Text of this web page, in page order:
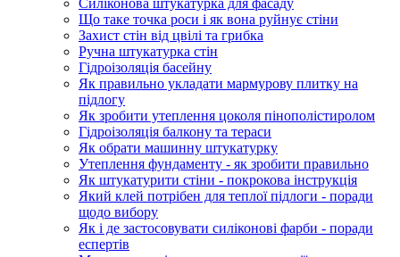
Що таке точка роси і як вона руйнує стіни
Захист стін від цвілі та грибка
Ручна штукатурка стін
Гідроізоляція басейну
Як правильно укладати мармурову плитку на
підлогу
Як зробити утеплення цоколя пінополістиролом
Гідроізоляція балкону та тераси
Як обрати машинну штукатурку
Утеплення фундаменту - як зробити правильно
Як штукатурити стіни - покрокова інструкція
Який клей потрібен для теплої підлоги - поради
щодо вибору
Як і де застосовувати силіконові фарби - поради
еспертів